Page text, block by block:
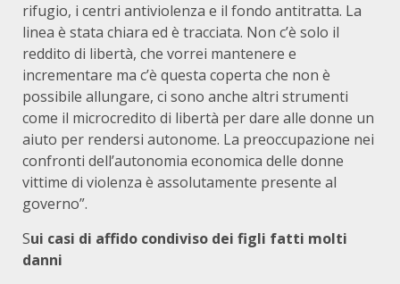
rifugio, i centri antiviolenza e il fondo antitratta. La
linea è stata chiara ed è tracciata. Non c’è solo il
reddito di libertà, che vorrei mantenere e
incrementare ma c’è questa coperta che non è
possibile allungare, ci sono anche altri strumenti
come il microcredito di libertà per dare alle donne un
aiuto per rendersi autonome. La preoccupazione nei
confronti dell’autonomia economica delle donne
vittime di violenza è assolutamente presente al
governo”.
Sui casi di affido condiviso dei figli fatti molti
danni